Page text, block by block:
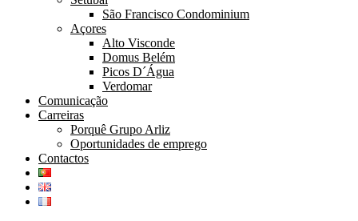
São Francisco Condominium
Açores
Alto Visconde
Domus Belém
Picos D´Água
Verdomar
Comunicação
Carreiras
Porquê Grupo Arliz
Oportunidades de emprego
Contactos